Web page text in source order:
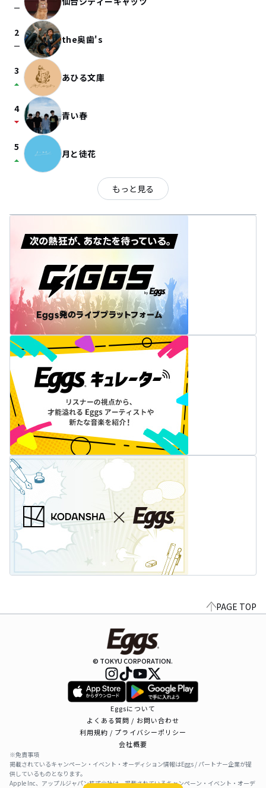
check_indeterminate_small
2
check_indeterminate_small the奥歯's
3
arrow_drop_up あひる文庫
4
arrow_drop_down 青い春
5
arrow_drop_up 月と徒花
もっと見る
PAGE TOP
© TOKYU CORPORATION.
Eggsについて
よくある質問 / お問い合わせ
利用規約 / プライバシーポリシー
会社概要
※免責事項
掲載されているキャンペーン・イベント・オーディション情報はEggs / パートナー企業が提
供しているものとなります。
Apple Inc、アップルジャパン株式会社は、掲載されているキャンペーン・イベント・オーデ